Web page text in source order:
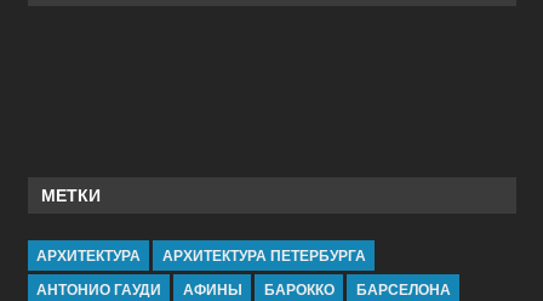
МЕТКИ
АРХИТЕКТУРА
АРХИТЕКТУРА ПЕТЕРБУРГА
АНТОНИО ГАУДИ
АФИНЫ БАРОККО
БАРСЕЛОНА